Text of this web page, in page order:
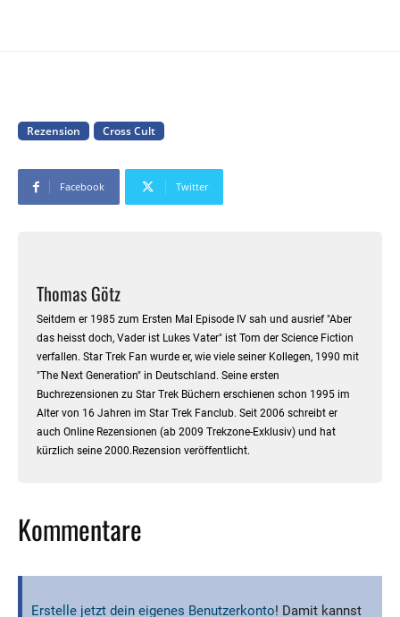
Rezension Cross Cult
Facebook Twitter
Thomas Götz
Seitdem er 1985 zum Ersten Mal Episode IV sah und ausrief "Aber
das heisst doch, Vader ist Lukes Vater" ist Tom der Science Fiction
verfallen. Star Trek Fan wurde er, wie viele seiner Kollegen, 1990 mit
"The Next Generation" in Deutschland. Seine ersten
Buchrezensionen zu Star Trek Büchern erschienen schon 1995 im
Alter von 16 Jahren im Star Trek Fanclub. Seit 2006 schreibt er
auch Online Rezensionen (ab 2009 Trekzone-Exklusiv) und hat
kürzlich seine 2000.Rezension veröffentlicht.
Kommentare
Erstelle jetzt dein eigenes Benutzerkonto! Damit kannst